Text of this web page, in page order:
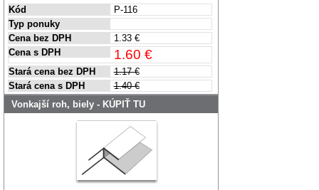
Kód
P-116
Typ ponuky
Cena bez DPH
1.33 €
Cena s DPH
1.60 €
Stará cena bez DPH
1.17 €
Stará cena s DPH
1.40 €
Vonkajší roh, biely - KÚPIŤ TU